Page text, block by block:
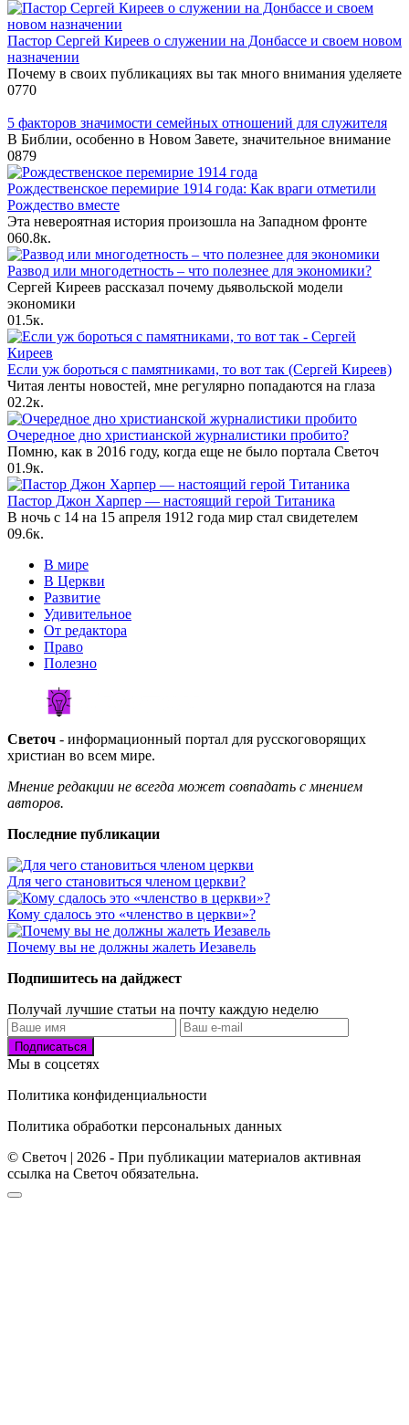
Пастор Сергей Киреев о служении на Донбассе и своем новом
назначении
Почему в своих публикациях вы так много внимания уделяете
0770
5 факторов значимости семейных отношений для служителя
В Библии, особенно в Новом Завете, значительное внимание
0879
Рождественское перемирие 1914 года: Как враги отметили
Рождество вместе
Эта невероятная история произошла на Западном фронте
060.8к.
Развод или многодетность – что полезнее для экономики?
Сергей Киреев рассказал почему дьявольской модели
экономики
01.5к.
Если уж бороться с памятниками, то вот так (Сергей Киреев)
Читая ленты новостей, мне регулярно попадаются на глаза
02.2к.
Очередное дно христианской журналистики пробито?
Помню, как в 2016 году, когда еще не было портала Светоч
01.9к.
Пастор Джон Харпер — настоящий герой Титаника
В ночь с 14 на 15 апреля 1912 года мир стал свидетелем
09.6к.
В мире
В Церкви
Развитие
Удивительное
От редактора
Право
Полезно
Светоч - информационный портал для русскоговорящих
христиан во всем мире.
Мнение редакции не всегда может совпадать с мнением
авторов.
Последние публикации
Для чего становиться членом церкви?
Кому сдалось это «членство в церкви»?
Почему вы не должны жалеть Иезавель
Подпишитесь на дайджест
Получай лучшие статьи на почту каждую неделю
Подписаться
Мы в соцсетях
Политика конфиденциальности
Политика обработки персональных данных
© Светоч | 2026 - При публикации материалов активная
ссылка на Светоч обязательна.